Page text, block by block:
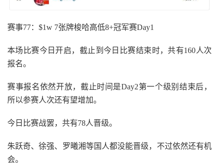
赛事77：$1w 7张牌梭哈高低8+冠军赛Day1
本场比赛今日开启，截止到今日比赛结束时，共有160人次
报名。
赛事报名依然开放，截止时间是Day2第一个级别结束后，
所以参赛人次还有望增加。
今日比赛战罢，共有78人晋级。
朱跃奇、徐强、罗曦湘等国人都没能晋级，不过依然还有机
会。